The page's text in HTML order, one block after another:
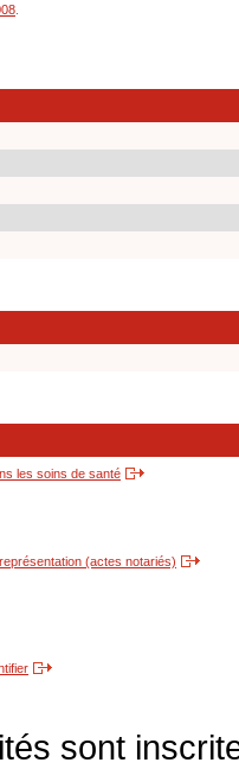
les soins de santé
(actes notariés)
sont